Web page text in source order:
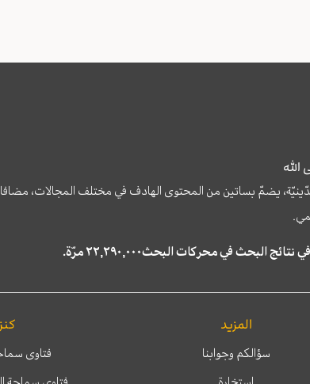
الله
يضمّ بساتين من المحتوى الهادف في مختلف المجالات،
المزيد
سؤالكم وجوابنا
فتاوى